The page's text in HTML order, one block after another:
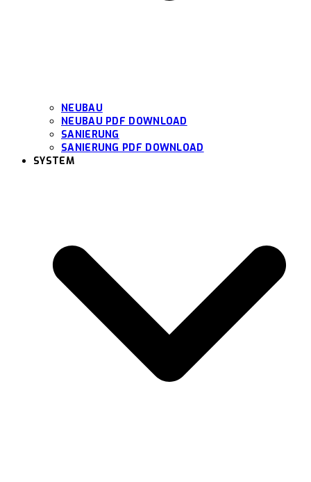
NEUBAU
NEUBAU PDF DOWNLOAD
SANIERUNG
SANIERUNG PDF DOWNLOAD
SYSTEM